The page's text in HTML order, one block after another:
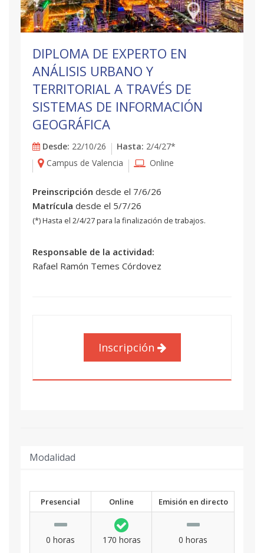
DIPLOMA DE EXPERTO EN
ANÁLISIS URBANO Y
TERRITORIAL A TRAVÉS DE
SISTEMAS DE INFORMACIÓN
GEOGRÁFICA
Desde: 22/10/26 Hasta: 2/4/27*
Campus de Valencia
Online
Preinscripción desde el 7/6/26
Matrícula desde el 5/7/26
(*) Hasta el 2/4/27 para la finalización de trabajos.
Responsable de la actividad:
Rafael Ramón Temes Córdovez
Inscripción
Modalidad
Presencial Online Emisión en directo
0 horas 170 horas 0 horas